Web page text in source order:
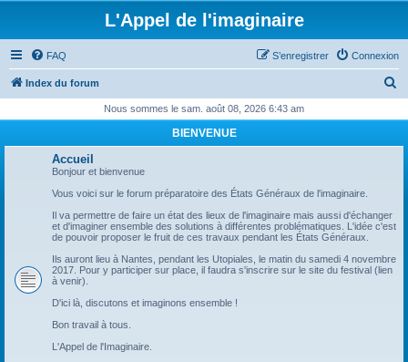
L'Appel de l'imaginaire
FAQ Connexion
S’enregistrer
Index du forum
h
Nous sommes le sam. août 08, 2026 6:43 am
BIENVENUE
Accueil
Bonjour et bienvenue
Vous voici sur le forum préparatoire des États Généraux de l'imaginaire.
Il va permettre de faire un état des lieux de l'imaginaire mais aussi d'échanger
et d'imaginer ensemble des solutions à différentes problématiques. L'idée c'est
de pouvoir proposer le fruit de ces travaux pendant les États Généraux.
Ils auront lieu à Nantes, pendant les Utopiales, le matin du samedi 4 novembre
2017. Pour y participer sur place, il faudra s'inscrire sur le site du festival (lien
à venir).
D'ici là, discutons et imaginons ensemble !
Bon travail à tous.
L'Appel de l'Imaginaire.